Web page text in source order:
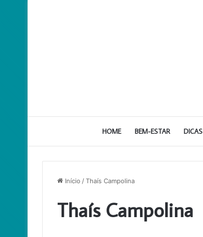
HOME BEM-ESTAR DICAS
Início /Thaís Campolina
Thaís Campolina